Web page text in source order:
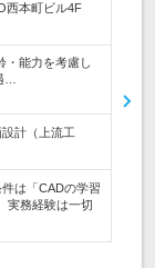
西本町ビル4F
・能力を考慮し
…
計（上流工
は「CADの学習
実務経験は一切